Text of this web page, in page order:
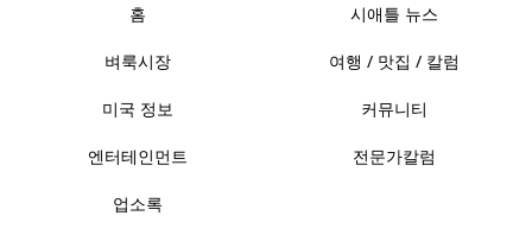
홈 시애틀 뉴스
벼룩시장 여행 / 맛집 / 칼럼
미국 정보 커뮤니티
엔터테인먼트 전문가칼럼
업소록